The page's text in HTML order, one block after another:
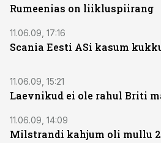
Rumeenias on liikluspiirang
11.06.09, 17:16
Scania Eesti ASi kasum
11.06.09, 15:21
Laevnikud ei ole rahul Briti
11.06.09, 14:09
Milstrandi kahjum oli mullu